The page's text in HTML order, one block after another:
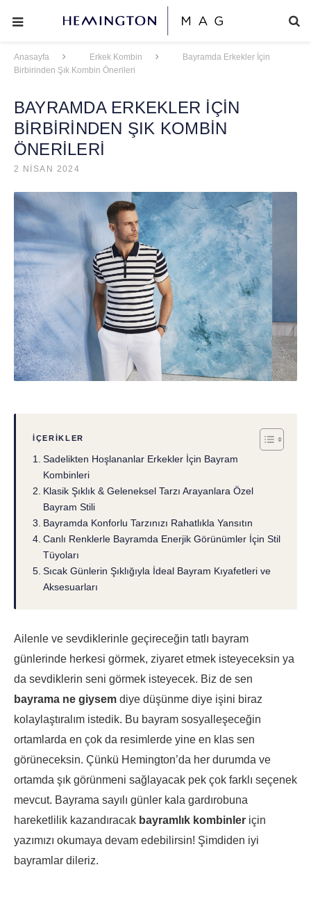
Anasayfa Erkek Kombin
Bayramda Erkekler İçin
Birbirinden Şık Kombin Önerileri
BAYRAMDA ERKEKLER İÇİN
BİRBİRİNDEN ŞIK KOMBİN
ÖNERİLERİ
2 NISAN 2024
İÇERIKLER
Sadelikten Hoşlananlar Erkekler İçin Bayram
Kombinleri
Klasik Şıklık & Geleneksel Tarzı Arayanlara Özel
Bayram Stili
Bayramda Konforlu Tarzınızı Rahatlıkla Yansıtın
Canlı Renklerle Bayramda Enerjik Görünümler İçin Stil
Tüyoları
Sıcak Günlerin Şıklığıyla İdeal Bayram Kıyafetleri ve
Aksesuarları
Ailenle ve sevdiklerinle geçireceğin tatlı bayram
günlerinde herkesi görmek, ziyaret etmek isteyeceksin ya
da sevdiklerin seni görmek isteyecek. Biz de sen
bayrama ne giysem diye düşünme diye işini biraz
kolaylaştıralım istedik. Bu bayram sosyalleşeceğin
ortamlarda en çok da resimlerde yine en klas sen
görüneceksin. Çünkü Hemington’da her durumda ve
ortamda şık görünmeni sağlayacak pek çok farklı seçenek
mevcut. Bayrama sayılı günler kala gardırobuna
hareketlilik kazandıracak bayramlık kombinler için
yazımızı okumaya devam edebilirsin! Şimdiden iyi
bayramlar dileriz.